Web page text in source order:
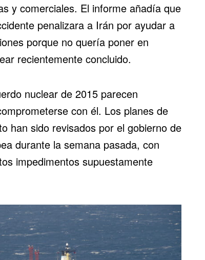
y comerciales. El informe añadía que
penalizara a Irán por ayudar a
porque no quería poner en
recientemente concluido.
nuclear de 2015 parecen
con él. Los planes de
han sido revisados por el gobierno de
durante la semana pasada, con
impedimentos supuestamente